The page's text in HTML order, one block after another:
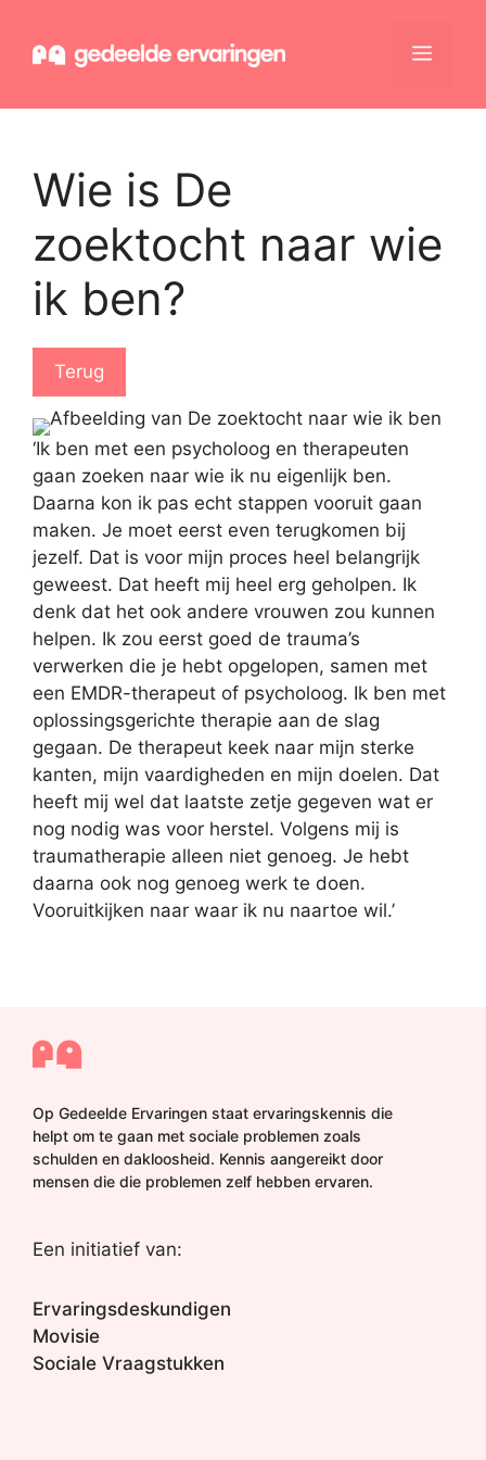
naar
Menu
Wie is De
zoektocht naar wie
ik ben?
Terug
‘Ik ben met een psycholoog en therapeuten
gaan zoeken naar wie ik nu eigenlijk ben.
Daarna kon ik pas echt stappen vooruit gaan
maken. Je moet eerst even terugkomen bij
jezelf. Dat is voor mijn proces heel belangrijk
geweest. Dat heeft mij heel erg geholpen. Ik
denk dat het ook andere vrouwen zou kunnen
helpen. Ik zou eerst goed de trauma’s
verwerken die je hebt opgelopen, samen met
een EMDR-therapeut of psycholoog. Ik ben met
oplossingsgerichte therapie aan de slag
gegaan. De therapeut keek naar mijn sterke
kanten, mijn vaardigheden en mijn doelen. Dat
heeft mij wel dat laatste zetje gegeven wat er
nog nodig was voor herstel. Volgens mij is
traumatherapie alleen niet genoeg. Je hebt
daarna ook nog genoeg werk te doen.
Vooruitkijken naar waar ik nu naartoe wil.’
Op Gedeelde Ervaringen staat ervaringskennis die
helpt om te gaan met sociale problemen zoals
schulden en dakloosheid. Kennis aangereikt door
mensen die die problemen zelf hebben ervaren.
Een initiatief van:
Ervaringsdeskundigen
Movisie
Sociale Vraagstukken